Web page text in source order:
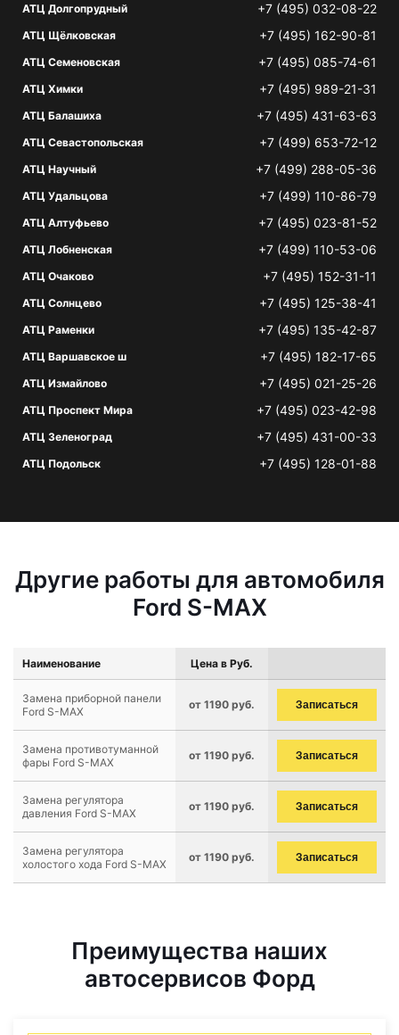
АТЦ Долгопрудный +7 (495) 032-08-22
АТЦ Щёлковская +7 (495) 162-90-81
АТЦ Семеновская +7 (495) 085-74-61
АТЦ Химки +7 (495) 989-21-31
АТЦ Балашиха +7 (495) 431-63-63
АТЦ Севастопольская +7 (499) 653-72-12
АТЦ Научный +7 (499) 288-05-36
АТЦ Удальцова +7 (499) 110-86-79
АТЦ Алтуфьево +7 (495) 023-81-52
АТЦ Лобненская +7 (499) 110-53-06
АТЦ Очаково +7 (495) 152-31-11
АТЦ Солнцево +7 (495) 125-38-41
АТЦ Раменки +7 (495) 135-42-87
АТЦ Варшавское ш +7 (495) 182-17-65
АТЦ Измайлово +7 (495) 021-25-26
АТЦ Проспект Мира +7 (495) 023-42-98
АТЦ Зеленоград +7 (495) 431-00-33
АТЦ Подольск +7 (495) 128-01-88
Другие работы для автомобиля
Ford S-MAX
Наименование Цена в Руб.
Замена приборной панели
Ford S-MAX
от 1190 руб. Записаться
Замена противотуманной
фары Ford S-MAX
от 1190 руб. Записаться
Замена регулятора
давления Ford S-MAX
от 1190 руб. Записаться
Замена регулятора
холостого хода Ford S-MAX
от 1190 руб. Записаться
Преимущества наших
автосервисов Форд